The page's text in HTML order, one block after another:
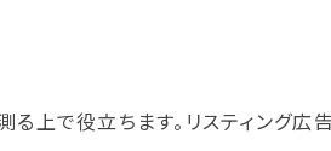
上で役立ちます。リスティング広